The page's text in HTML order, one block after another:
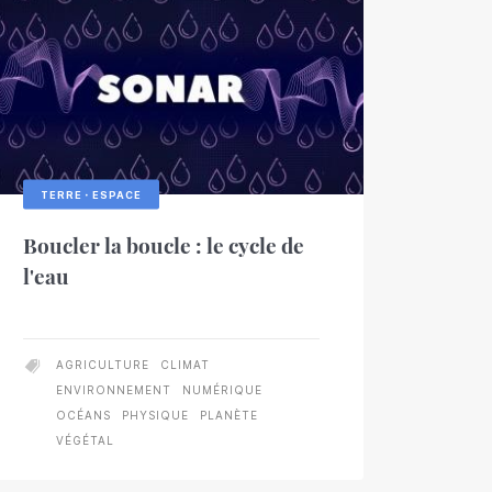
ANTHROPOLOGIE ARCHÉOLOGIE
ARCHITECTURE
CONSTRUCTION DIGITAL
DROIT
INNOVATION
MÉDECINE NUMÉRIQUE
PATRIMOINE
RISQUES ROBOT SOCIOLOGIE
SPORT
CLIMAT COMMUNICATION
DIGITAL
FINANCE GESTION HISTOIRE IA
INDUSTRIE
RISQUES
ROBOT
ANTHROPOLOGIE ARCHITECTURE ARTS
BIOLOGIE
DIGITAL DROIT
ÉCONOMIE
INNOVATION
NANO NUMÉRIQUE OCÉANS PATRIMOINE
PHARMA
PSYCHOLOGIE RISQUES ROBOT
SATELLITES
ARTS BIOLOGIE BIOTECH CERVEAU
CHIMIE
ENVIRONNEMENT
HISTOIRE
NANO NUMÉRIQUE OCÉANS
PATRIMOINE
ROBOT SOCIOLOGIE SPORT TERRITOIRES
ANTHROPOLOGIE ARCHÉOLOGIE
ARCHITECTURE
DIGITAL DROIT
ÉCONOMIE
MATÉRIAUX
PHYSIQUE PLANÈTE POLITIQUE
RISQUES
TRANSPORT UNIVERS VÉGÉTAL
ANTHROPOLOGIE ARCHÉOLOGIE ARTS
BIOLOGIE
DROIT ÉCONOMIE
ÉDUCATION
LANGUES
PATRIMOINE PHARMA PHYSIQUE
PLANÈTE
SATELLITES SOCIOLOGIE
TERRITOIRES
TERRE・ESPACE
Boucler la boucle : le cycle de
l'eau
AGRICULTURE
CLIMAT
ENVIRONNEMENT
NUMÉRIQUE
OCÉANS
PHYSIQUE
PLANÈTE
VÉGÉTAL